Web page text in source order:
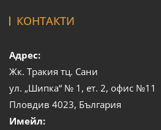
КОНТАКТИ
Адрес:
Жк. Тракия тц. Сани
ул. „Шипка“ № 1, ет. 2, офис №11
Пловдив 4023, България
Имейл: